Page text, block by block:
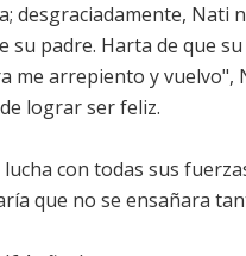
desgraciadamente, Nati
padre. Harta de que
me arrepiento y vuelvo",
lograr ser feliz.
con todas sus
que no se ensañara